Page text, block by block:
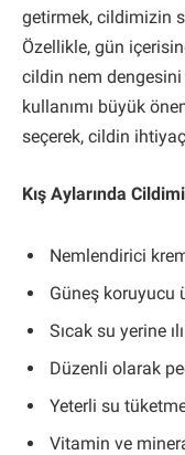
getirmek, cildimizin
Özellikle, gün
cildin nem dengesini
kullanımı büyük
seçerek, cildin
Kış Aylarında
Nemlendirici
Güneş koruyucu
Sıcak su yerine
Düzenli olarak
Yeterli su
Vitamin ve